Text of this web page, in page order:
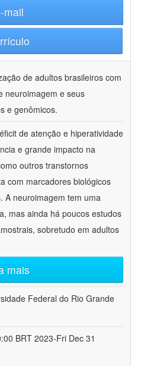
mail
de adultos brasileiros com
neuroimagem e seus
e genômicos.
de atenção e hiperatividade
e grande impacto na
outros transtornos
com marcadores biológicos
A neuroimagem tem uma
mas ainda há poucos estudos
sobretudo em adultos
mais
Federal do Rio Grande
BRT 2023-Fri Dec 31